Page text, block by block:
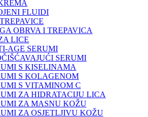
FLUIDI
OBRVA I TREPAVICA
LICE
AGE SERUMI
SERUMI
S KISELINAMA
S KOLAGENOM
S VITAMINOM C
ZA HIDRATACIJU LICA
ZA MASNU KOŽU
ZA OSJETLJIVU KOŽU